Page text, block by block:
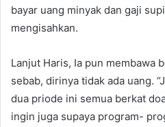
bayar uang minyak dan gaji
mengisahkan.
Lanjut Haris, Ia pun membawa
sebab, dirinya tidak ada uang.
dua priode ini semua berkat
ingin juga supaya program-